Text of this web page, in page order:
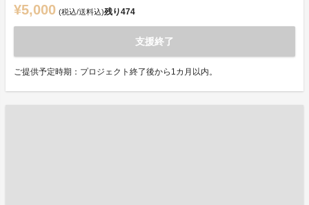
¥5,000 (税込/送料込)残り474
支援終了
ご提供予定時期：プロジェクト終了後から1カ月以内。